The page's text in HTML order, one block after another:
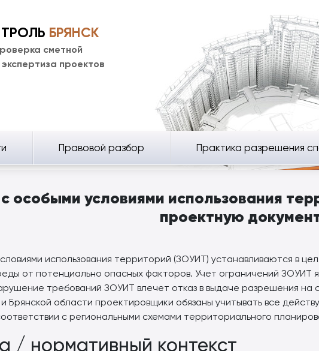
БРЯНСК
сметной
проектов
Правовой разбор Практика разрешения
особыми условиями использования
проектную
использования территорий (ЗОУИТ) устанавливаются в
от потенциально опасных факторов. Учет ограничений ЗОУИТ
требований ЗОУИТ влечет отказ в выдаче разрешения на
Брянской области проектировщики обязаны учитывать все
с региональными схемами территориального
/ нормативный контекст